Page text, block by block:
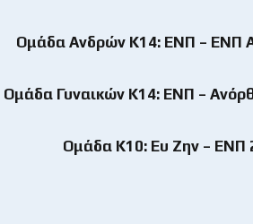
Ομάδα Ανδρών Κ14: ΕΝΠ – ΕΝΠ
Ομάδα Γυναικών Κ14: ΕΝΠ –
Ομάδα Κ10: Ευ Ζην – ΕΝΠ